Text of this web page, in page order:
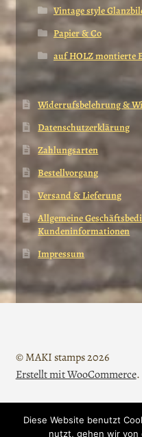
Vintage style
Papier & Co
auf HOLZ montierte
Widerrufsbelehrung &
Datenschutzerklärung
Zahlungsarten
Bestellvorgang
Versand & Lieferung
Allgemeine
Kundeninformationen
Impressum
© MAKI stamps 2026
Erstellt mit WooCommerce.
Diese Website benutzt
nutzt, gehen wir von